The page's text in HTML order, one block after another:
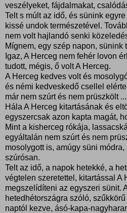
veszélyeket, fájdalmakat,
Telt s múlt az idő, és sünink
kissé undok természetével.
nem volt hajlandó senki
Mígnem, egy szép napon, sünink
Igaz, A Herceg nem fehér lovon
tudott, mégis, ő volt A Herceg.
A Herceg kedves volt és
és némi kedveskedő csellel
már nem szúrt és nem prüszkölt
Hála A Herceg kitartásának és
egyszercsak azon kapta magát,
Mint a kisherceg rókája,
egyáltalán nem szúrt és nem
mosolygott is, amúgy süni
szúrósan.
Telt az idő, a napok hetekké, a
végtelen szeretettel, kitartással A
megszelídíteni az egyszeri sünit.
hetedhétországra szóló,
naptól kezve, ásó-kapa-